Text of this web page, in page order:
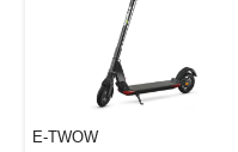
E-TWOW